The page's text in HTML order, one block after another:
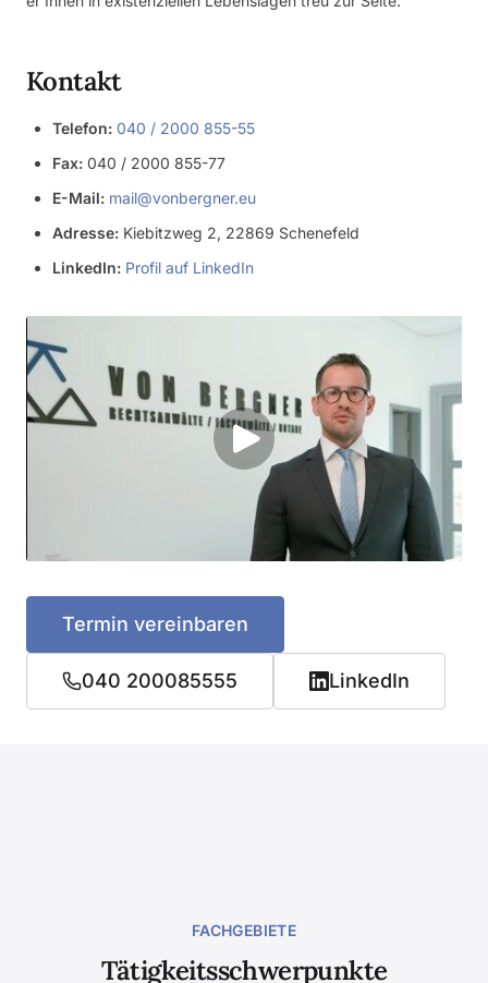
Kontakt
Telefon: 040 / 2000 855-55
Fax: 040 / 2000 855-77
E-Mail: mail@vonbergner.eu
Adresse: Kiebitzweg 2, 22869 Schenefeld
LinkedIn: Profil auf LinkedIn
Termin vereinbaren
040 200085555 LinkedIn
FACHGEBIETE
Tätigkeitsschwerpunkte